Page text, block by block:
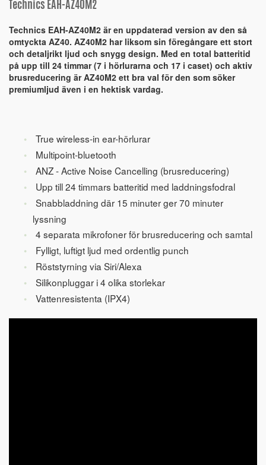
Technics EAH-AZ40M2
Technics EAH-AZ40M2 är en uppdaterad version av den så
omtyckta AZ40. AZ40M2 har liksom sin föregångare ett stort
och detaljrikt ljud och snygg design. Med en total batteritid
på upp till 24 timmar (7 i hörlurarna och 17 i caset) och aktiv
brusreducering är AZ40M2 ett bra val för den som söker
premiumljud även i en hektisk vardag.
True wireless-in ear-hörlurar
Multipoint-bluetooth
ANZ - Active Noise Cancelling (brusreducering)
Upp till 24 timmars batteritid med laddningsfodral
Snabbladdning där 15 minuter ger 70 minuter
lyssning
4 separata mikrofoner för brusreducering och samtal
Fylligt, luftigt ljud med ordentlig punch
Röststyrning via Siri/Alexa
Silikonpluggar i 4 olika storlekar
Vattenresistenta (IPX4)